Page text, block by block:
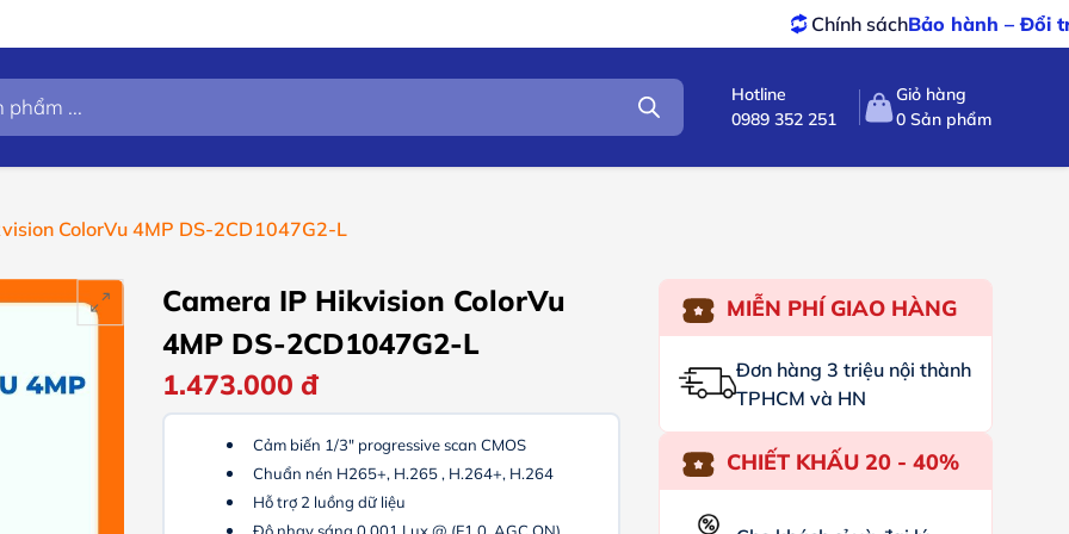
Bảo hành – Đổi trảtốt nhất
Hotline
0989 352 251
Giỏ hàng
0 Sản phẩm
ColorVu 4MP DS-2CD1047G2-L
Camera IP Hikvision ColorVu
4MP DS-2CD1047G2-L
1.473.000đ
Cảm biến 1/3" progressive scan CMOS
Chuẩn nén H265+, H.265 , H.264+, H.264
Hỗ trợ 2 luồng dữ liệu
MIỄN PHÍ GIAO HÀNG
Đơn hàng 3 triệu nội thành
TPHCM và HN
CHIẾT KHẤU 20 - 40%